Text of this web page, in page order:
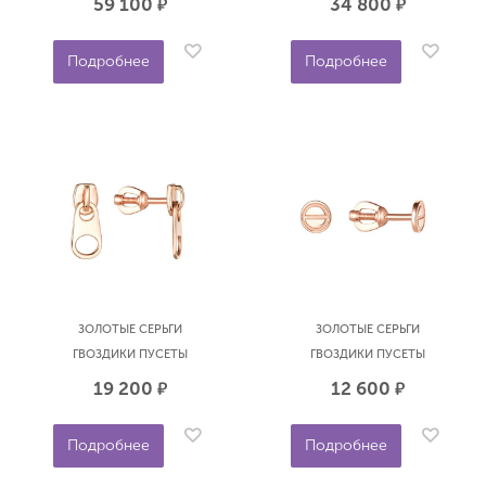
р.
Подробнее
р.
Подробнее
ЗОЛОТЫЕ СЕРЬГИ
ГВОЗДИКИ ПУСЕТЫ
МОЛНИЯ ЗАМОК SOUL
19 200 р.
Подробнее
ЗОЛОТЫЕ СЕРЬГИ
ГВОЗДИКИ ПУСЕТЫ
ГВОЗДЬ SOUL 2130900
12 600 р.
Подробнее